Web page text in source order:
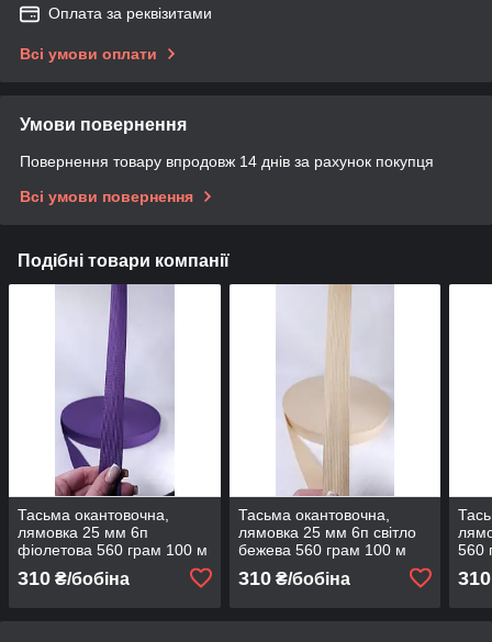
Оплата за реквізитами
Всі умови оплати
Умови повернення
Повернення товару впродовж 14 днів за рахунок покупця
Всі умови повернення
Подібні товари компанії
Тасьма окантовочна,
лямовка 25 мм 6п
фіолетова 560 грам 100 м
310 ₴/бобіна
Тасьма окантовочна,
лямовка 25 мм 6п світло
бежева 560 грам 100 м
310₴/бобіна
560
310